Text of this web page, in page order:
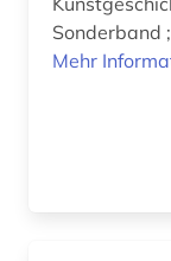
Sonderband
Mehr